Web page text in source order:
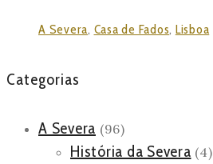
A Severa, Casa de Fados, Lisboa
Categorias
A Severa (96)
História da Severa (4)